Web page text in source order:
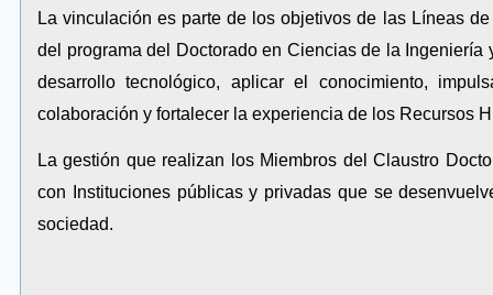
La vinculación es parte de los objetivos de las Líneas
del programa del Doctorado en Ciencias de la
desarrollo tecnológico, aplicar el conocimiento,
colaboración y fortalecer la experiencia de los Recursos
La gestión que realizan los Miembros del Claustro
con Instituciones públicas y privadas que se
sociedad.